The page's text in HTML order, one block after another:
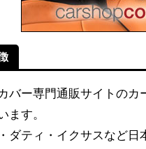
バー専門通販サイトの
ます。
ダティ・イクサスなど日